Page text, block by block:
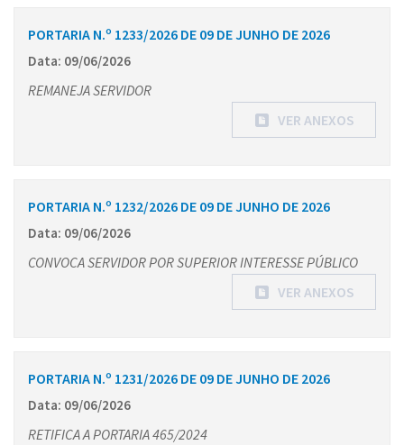
PORTARIA N.º 1233/2026 DE 09 DE JUNHO DE 2026
Data: 09/06/2026
REMANEJA SERVIDOR
VER ANEXOS
PORTARIA N.º 1232/2026 DE 09 DE JUNHO DE 2026
Data: 09/06/2026
CONVOCA SERVIDOR POR SUPERIOR INTERESSE PÚBLICO
VER ANEXOS
PORTARIA N.º 1231/2026 DE 09 DE JUNHO DE 2026
Data: 09/06/2026
RETIFICA A PORTARIA 465/2024